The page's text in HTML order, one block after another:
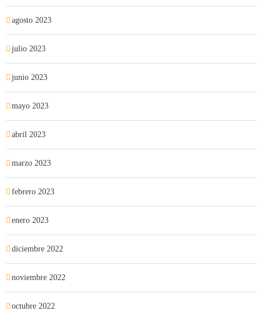
agosto 2023
julio 2023
junio 2023
mayo 2023
abril 2023
marzo 2023
febrero 2023
enero 2023
diciembre 2022
noviembre 2022
octubre 2022